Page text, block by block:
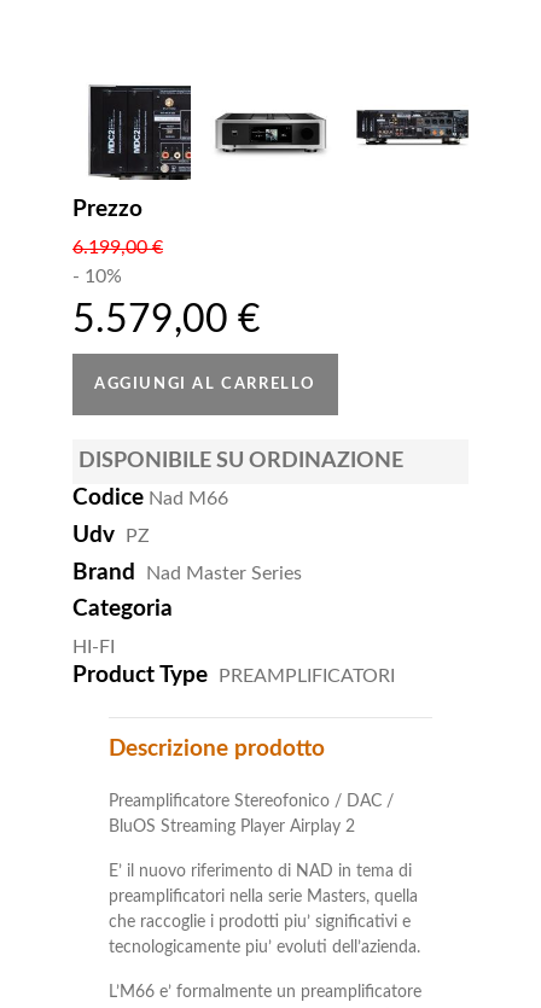
Prezzo
6.199,00 €
- 10%
5.579,00 €
DISPONIBILE SU ORDINAZIONE
Codice Nad M66
Udv PZ
Brand Nad Master Series
Categoria
HI-FI
Product Type PREAMPLIFICATORI
Descrizione prodotto
Preamplificatore Stereofonico / DAC /
BluOS Streaming Player Airplay 2
E’ il nuovo riferimento di NAD in tema di
preamplificatori nella serie Masters, quella
che raccoglie i prodotti piu’ significativi e
tecnologicamente piu’ evoluti dell’azienda.
L’M66 e’ formalmente un preamplificatore